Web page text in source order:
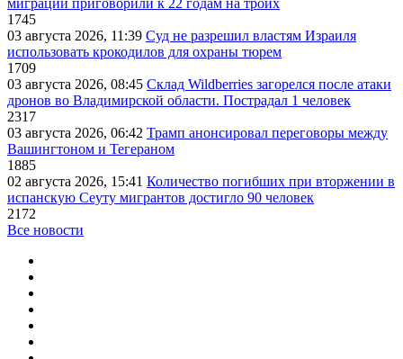
1745
03 августа 2026, 11:39 Суд не разрешил властям Израиля
использовать крокодилов для охраны тюрем
1709
03 августа 2026, 08:45 Склад Wildberries загорелся после атаки
дронов во Владимирской области. Пострадал 1 человек
2317
03 августа 2026, 06:42 Трамп анонсировал переговоры между
Вашингтоном и Тегераном
1885
02 августа 2026, 15:41 Количество погибших при вторжении в
испанскую Сеуту мигрантов достигло 90 человек
2172
Все новости